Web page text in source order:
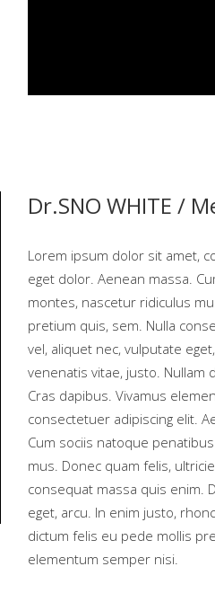
Dr.SNO WHITE /
Lorem ipsum dolor sit amet,
eget dolor. Aenean massa.
montes, nascetur ridiculus
pretium quis, sem. Nulla
vel, aliquet nec, vulputate
venenatis vitae, justo. Nullam
Cras dapibus. Vivamus
consectetuer adipiscing elit.
Cum sociis natoque
mus. Donec quam felis,
consequat massa quis enim.
eget, arcu. In enim justo,
dictum felis eu pede mollis
elementum semper nisi.